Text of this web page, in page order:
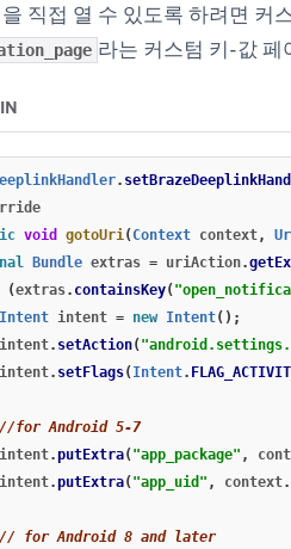
직접 열 수 있도록 하려면 커
라는 커스텀 키-값 페
.
void gotoUri( Context context,
Bundle extras = uriAction.
(extras. containsKey(
Intent intent = new Intent();
intent. setAction(
intent. setFlags( Intent.
//for Android 5-7
intent.putExtra( "app_package" ,
intent.putExtra( "app_uid" , context.
// for Android 8 and later